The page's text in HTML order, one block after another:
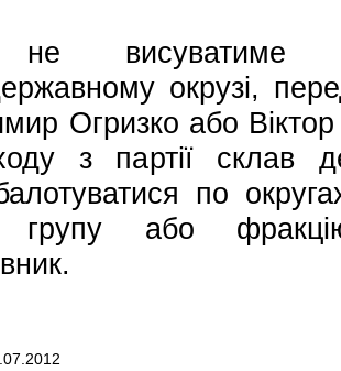
не
окрузі,
Огризко або
з партії склав
по
групу або